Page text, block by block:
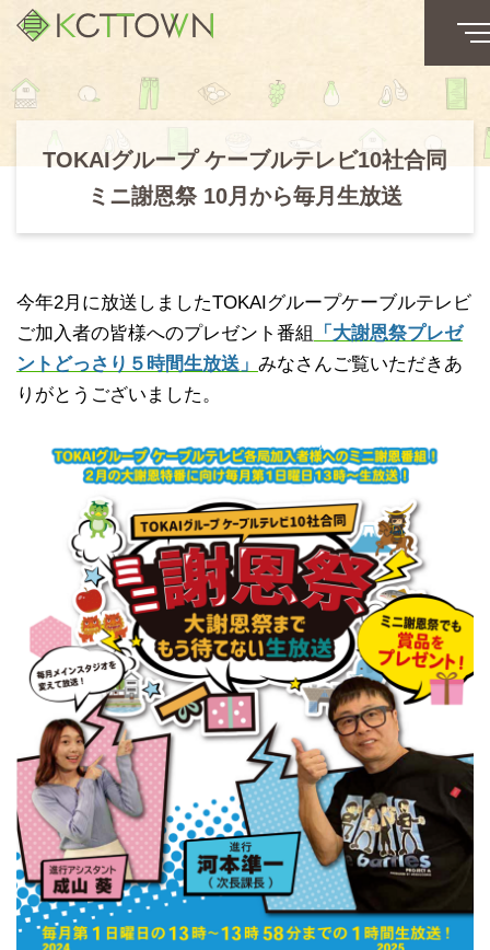
TOKAIグループ ケーブルテレビ10社合同
ミニ謝恩祭 10月から毎月生放送
今年2月に放送しましたTOKAIグループケーブルテレビ
ご加入者の皆様へのプレゼント番組
「大謝恩祭プレゼ
ントどっさり５時間生放送」 みなさんご覧いただきあ
りがとうございました。